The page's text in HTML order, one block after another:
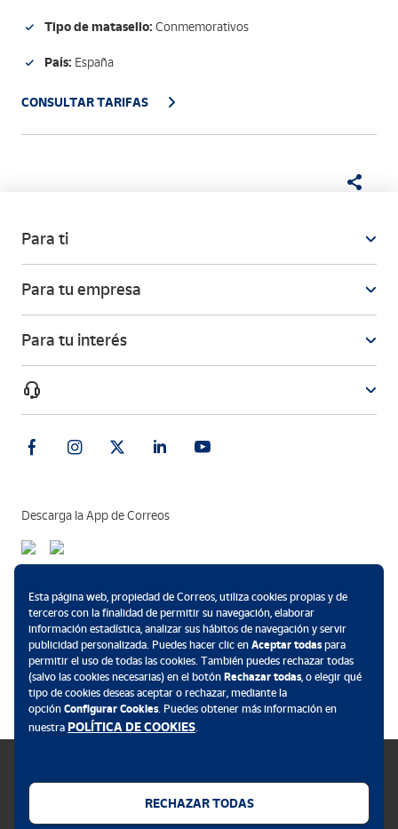
Tipo de matasello: Conmemorativos
País: España
CONSULTAR TARIFAS
Para ti
Para tu empresa
Para tu interés
Descarga la App de Correos
Política de cookies
Esta página web, propiedad de Correos, utiliza cookies propias y de
terceros con la finalidad de permitir su navegación, elaborar
información estadística, analizar sus hábitos de navegación y servir
publicidad personalizada. Puedes hacer clic en Aceptar todaspara
permitir el uso de todas las cookies. También puedes rechazar todas
(salvo las cookies necesarias) en el botón Rechazar todas, o elegir qué
tipo de cookies deseas aceptar o rechazar, mediante la
opción Configurar Cookies. Puedes obtener más información en
nuestra POLÍTICA DE COOKIES.
RECHAZAR TODAS